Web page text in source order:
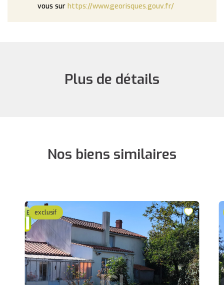
vous sur https://www.georisques.gouv.fr/
Plus de détails
Nos biens similaires
exclusif